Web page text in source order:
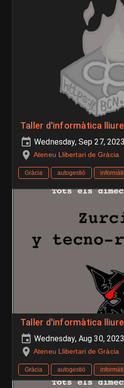
Taller d'informàtica lliure
Wednesday, Sep 27,
Ateneu Llibertari de Gràcia
Gràcia autogestió
Taller d'informàtica lliure
Wednesday, Aug 30,
Ateneu Llibertari de Gràcia
Gràcia autogestió